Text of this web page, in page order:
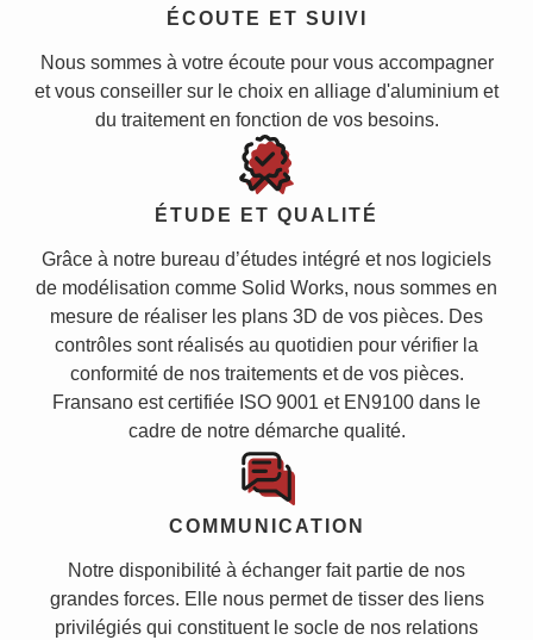
ÉCOUTE ET SUIVI
Nous sommes à votre écoute pour vous accompagner
et vous conseiller sur le choix en alliage d'aluminium et
du traitement en fonction de vos besoins.
ÉTUDE ET QUALITÉ
Grâce à notre bureau d’études intégré et nos logiciels
de modélisation comme Solid Works, nous sommes en
mesure de réaliser les plans 3D de vos pièces. Des
contrôles sont réalisés au quotidien pour vérifier la
conformité de nos traitements et de vos pièces.
Fransano est certifiée ISO 9001 et EN9100 dans le
cadre de notre démarche qualité.
COMMUNICATION
Notre disponibilité à échanger fait partie de nos
grandes forces. Elle nous permet de tisser des liens
privilégiés qui constituent le socle de nos relations